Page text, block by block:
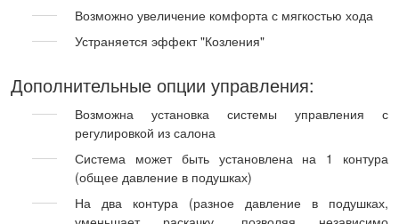
Возможно увеличение комфорта с мягкостью хода
Устраняется эффект "Козления"
Дополнительные опции управления:
Возможна установка системы управления с
регулировкой из салона
Система может быть установлена на 1 контура
(общее давление в подушках)
На два контура (разное давление в подушках,